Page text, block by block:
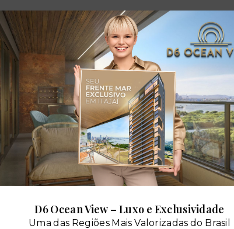
Situação:
Novo
D6 Ocean View – Luxo e Exclusividade
Uma das Regiões Mais Valorizadas do Brasil